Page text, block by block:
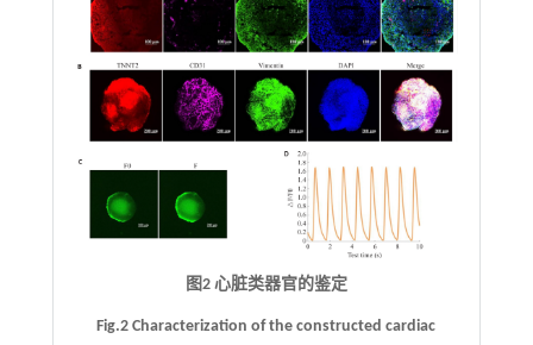
图2 心脏类器官的鉴定
Fig.2 Characterization of the constructed cardiac